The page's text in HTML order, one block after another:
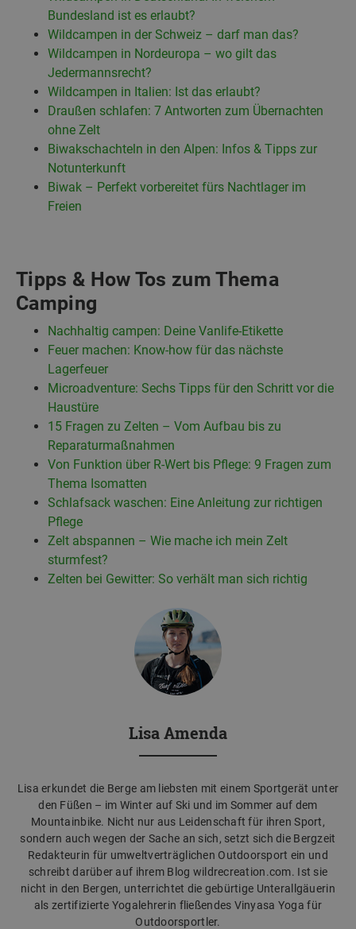
Bundesland ist es erlaubt?
Wildcampen in der Schweiz – darf man das?
Wildcampen in Nordeuropa – wo gilt das
Jedermannsrecht?
Wildcampen in Italien: Ist das erlaubt?
Draußen schlafen: 7 Antworten zum Übernachten
ohne Zelt
Biwakschachteln in den Alpen: Infos & Tipps zur
Notunterkunft
Biwak – Perfekt vorbereitet fürs Nachtlager im
Freien
Tipps & How Tos zum Thema
Camping
Nachhaltig campen: Deine Vanlife-Etikette
Feuer machen: Know-how für das nächste
Lagerfeuer
Microadventure: Sechs Tipps für den Schritt vor die
Haustüre
15 Fragen zu Zelten – Vom Aufbau bis zu
Reparaturmaßnahmen
Von Funktion über R-Wert bis Pflege: 9 Fragen zum
Thema Isomatten
Schlafsack waschen: Eine Anleitung zur richtigen
Pflege
Zelt abspannen – Wie mache ich mein Zelt
sturmfest?
Zelten bei Gewitter: So verhält man sich richtig
Lisa Amenda
Lisa erkundet die Berge am liebsten mit einem Sportgerät unter
den Füßen – im Winter auf Ski und im Sommer auf dem
Mountainbike. Nicht nur aus Leidenschaft für ihren Sport,
sondern auch wegen der Sache an sich, setzt sich die Bergzeit
Redakteurin für umweltverträglichen Outdoorsport ein und
schreibt darüber auf ihrem Blog wildrecreation.com. Ist sie
nicht in den Bergen, unterrichtet die gebürtige Unterallgäuerin
als zertifizierte Yogalehrerin fließendes Vinyasa Yoga für
Outdoorsportler.